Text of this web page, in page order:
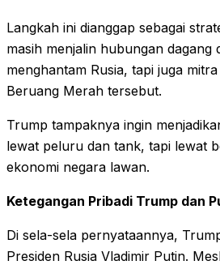
Langkah ini dianggap sebagai
masih menjalin hubungan
menghantam Rusia, tapi juga
Beruang Merah tersebut.
Trump tampaknya ingin
lewat peluru dan tank, tapi lewat
ekonomi negara lawan.
Ketegangan Pribadi Trump dan
Di sela-sela pernyataannya,
Presiden Rusia Vladimir Putin.